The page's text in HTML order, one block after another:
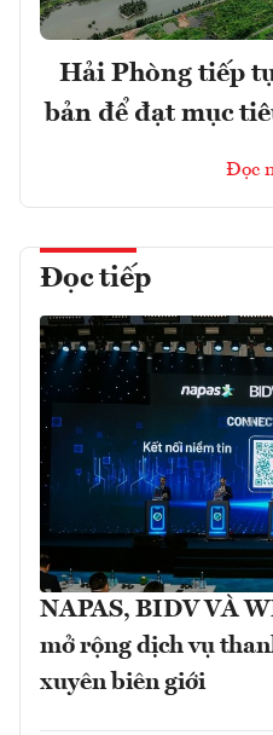
Hải Phòng tiếp
bản để đạt mục
Đọc
Đọc tiếp
NAPAS, BIDV VÀ
mở rộng dịch vụ
xuyên biên giới